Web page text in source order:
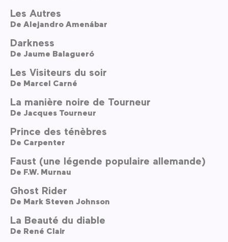
Les Autres
De Alejandro Amenábar
Darkness
De Jaume Balagueró
Les Visiteurs du soir
De Marcel Carné
La manière noire de Tourneur
De Jacques Tourneur
Prince des ténèbres
De Carpenter
Faust (une légende populaire allemande)
De F.W. Murnau
Ghost Rider
De Mark Steven Johnson
La Beauté du diable
De René Clair